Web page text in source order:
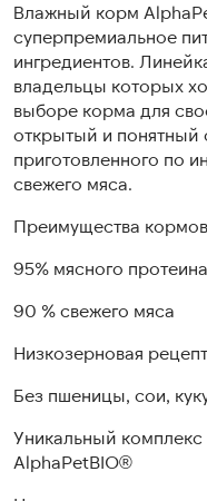
Влажный корм
суперпремиальное
ингредиентов.
владельцы которых
выборе корма для
открытый и понятный
приготовленного по
свежего мяса.
Преимущества кормов
95% мясного протеина
90 % свежего мяса
Низкозерновая
Без пшеницы, сои,
Уникальный
AlphaPetBIO®